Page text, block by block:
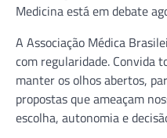
Medicina está em debate
A Associação Médica
com regularidade. Convida
manter os olhos abertos,
propostas que ameaçam
escolha, autonomia e